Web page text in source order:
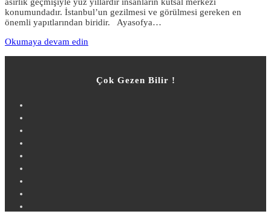
konumundadır. İstanbul’un gezilmesi ve görülmesi gereken en
önemli yapıtlarından biridir. Ayasofya…
Okumaya devam edin
Çok Gezen Bilir !